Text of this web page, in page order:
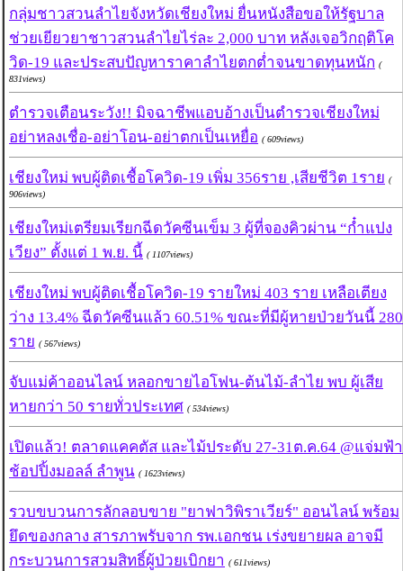
กลุ่มชาวสวนลำไยจังหวัดเชียงใหม่ ยื่นหนังสือขอให้รัฐบาล
ช่วยเยียวยาชาวสวนลำไยไร่ละ 2,000 บาท หลังเจอวิกฤติโค
วิด-19 และประสบปัญหาราคาลำไยตกต่ำจนขาดทุนหนัก (
831views)
ตำรวจเตือนระวัง!! มิจฉาชีพแอบอ้างเป็นตำรวจเชียงใหม่
อย่าหลงเชื่อ-อย่าโอน-อย่าตกเป็นเหยื่อ ( 609views)
เชียงใหม่ พบผู้ติดเชื้อโควิด-19 เพิ่ม 356ราย ,เสียชีวิต 1ราย (
906views)
เชียงใหม่เตรียมเรียกฉีดวัคซีนเข็ม 3 ผู้ที่จองคิวผ่าน “ก๋ำแปง
เวียง” ตั้งแต่ 1 พ.ย. นี้ ( 1107views)
เชียงใหม่ พบผู้ติดเชื้อโควิด-19 รายใหม่ 403 ราย เหลือเตียง
ว่าง 13.4% ฉีดวัคซีนแล้ว 60.51% ขณะที่มีผู้หายป่วยวันนี้ 280
ราย ( 567views)
จับแม่ค้าออนไลน์ หลอกขายไอโฟน-ต้นไม้-ลำไย พบ ผู้เสีย
หายกว่า 50 รายทั่วประเทศ ( 534views)
เปิดแล้ว! ตลาดแคคตัส และไม้ประดับ 27-31ต.ค.64 @แจ่มฟ้า
ช้อปปิ้งมอลล์ ลำพูน ( 1623views)
รวบขบวนการลักลอบขาย "ยาฟาวิพิราเวียร์" ออนไลน์ พร้อม
ยึดของกลาง สารภาพรับจาก รพ.เอกชน เร่งขยายผล อาจมี
กระบวนการสวมสิทธิ์ผู้ป่วยเบิกยา ( 611views)